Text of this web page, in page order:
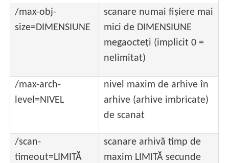
/max-obj-
size=DIMENSIUNE
scanare numai fișiere mai
mici de DIMENSIUNE
megaocteți (implicit 0 =
nelimitat)
/max-arch-
level=NIVEL
nivel maxim de arhive în
arhive (arhive imbricate)
de scanat
/scan-
timeout=LIMITĂ
scanare arhivă timp de
maxim LIMITĂ secunde